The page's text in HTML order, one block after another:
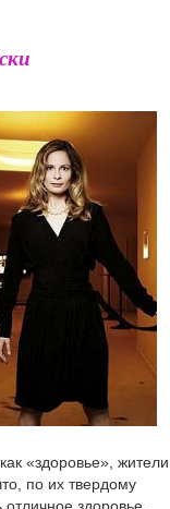
«здоровье», жители
по их твердому